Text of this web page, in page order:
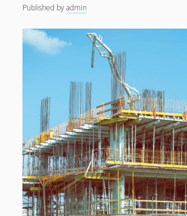
Bazeni Intex
Casino
Cene elektrike
Dermatolog samoplačniško
Diesel
Dokolenke
Dom in vrt
Domače olivno olje
Električna energija cena
Published byadmin